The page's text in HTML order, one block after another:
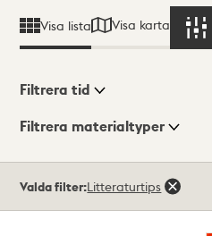
Visa lista Visa karta
Visningsläge
Filtrera tid
Filtrera materialtyper
träffar
Valda filter:Litteraturtips